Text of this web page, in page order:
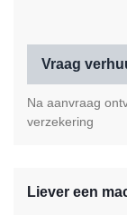
Vraag
Na aanvraag
verzekering
Liever een